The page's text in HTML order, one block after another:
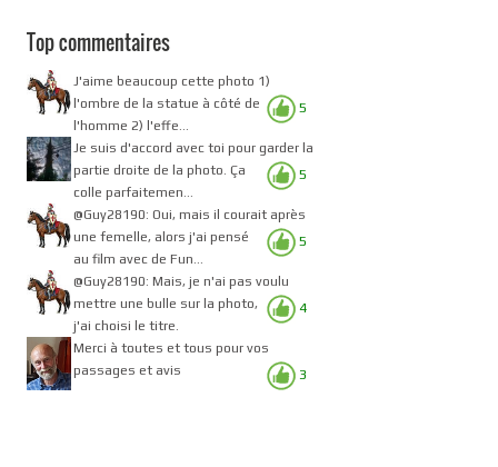
Top commentaires
5
J'aime beaucoup cette photo 1)
l'ombre de la statue à côté de
l'homme 2) l'effe...
5
Je suis d'accord avec toi pour garder la
partie droite de la photo. Ça
colle parfaitemen...
5
@Guy28190: Oui, mais il courait après
une femelle, alors j'ai pensé
au film avec de Fun...
4
@Guy28190: Mais, je n'ai pas voulu
mettre une bulle sur la photo,
j'ai choisi le titre.
3
Merci à toutes et tous pour vos
passages et avis